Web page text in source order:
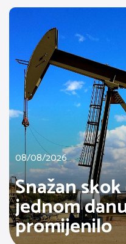
08/08/2026
Snažan
jednom
promijenilo